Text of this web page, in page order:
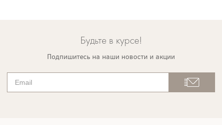
Будьте в курсе!
Подпишитесь на наши новости и акции